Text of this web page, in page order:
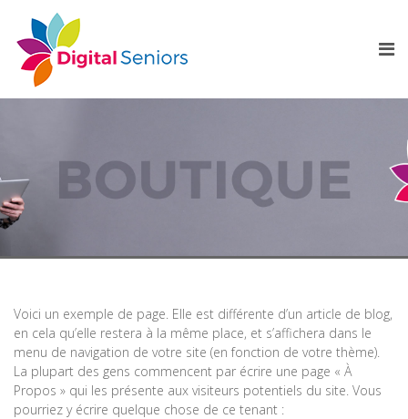
Voici un exemple de page. Elle est différente d’un article de blog,
en cela qu’elle restera à la même place, et s’affichera dans le
menu de navigation de votre site (en fonction de votre thème).
La plupart des gens commencent par écrire une page « À
Propos » qui les présente aux visiteurs potentiels du site. Vous
pourriez y écrire quelque chose de ce tenant :